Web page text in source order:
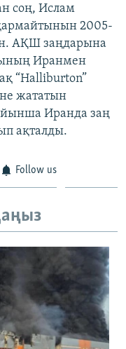
соң, Ислам
2005-
АҚШ заңдарына
Иранмен
“Halliburton”
жататын
Иранда заң
ақталды.
Follow us